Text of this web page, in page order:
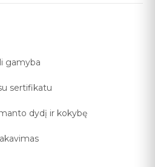
gamyba
sertifikatu
dydį ir kokybę